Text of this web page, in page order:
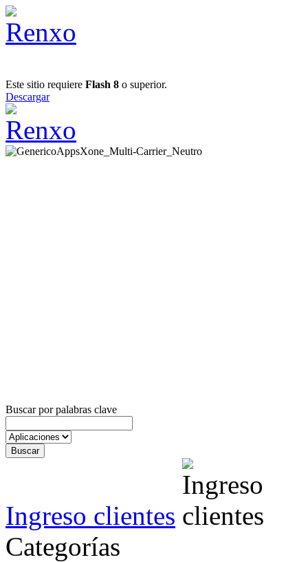
Este sitio requiere Flash 8 o superior.
Descargar
Buscar por palabras clave
Ingreso clientes
Categorías